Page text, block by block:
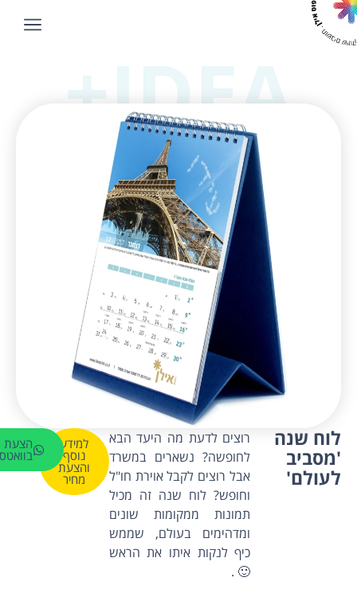
IDEA+
לוח שנה
'מסביב
לעולם'
רוצים לדעת מה היעד הבא
לחופשה? נשארים במשרד
אבל רוצים לקבל אוירת חו"ל
וחופש? לוח שנה זה מכיל
תמונות ממקומות שונים
ומדהימים בעולם, שממש
כיף לנקות איתו את הראש
🙂 .
למידע
נוסף
והצעת
מחיר
הצעת